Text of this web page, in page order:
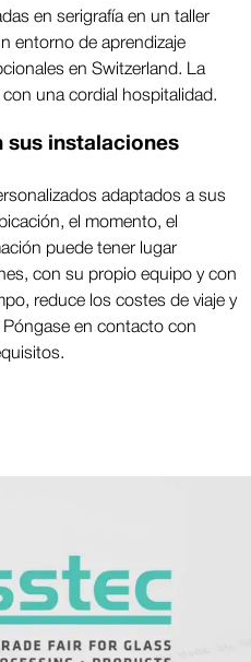
en serigrafía en un taller
entorno de aprendizaje
en Switzerland. La
una cordial hospitalidad.
sus instalaciones
adaptados a sus
el momento, el
puede tener lugar
con su propio equipo y con
reduce los costes de viaje y
en contacto con